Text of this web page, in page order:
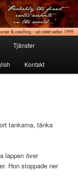
Tjänster
Kontakt
tankarna, tänka
lappen över
Hon stoppade ner